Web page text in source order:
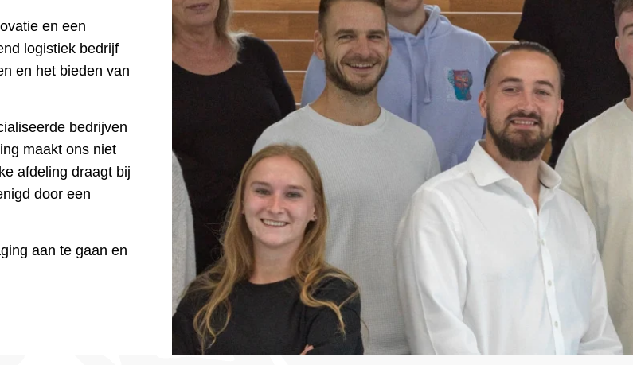
en een
logistiek bedrijf
en het bieden van
bedrijven
maakt ons niet
afdeling draagt bij
door een
aan te gaan en